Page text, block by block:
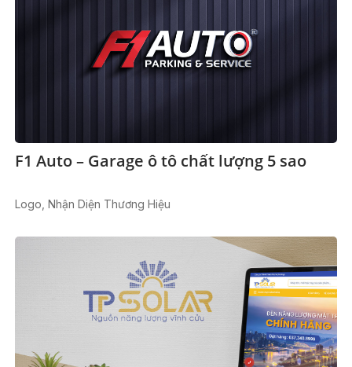
F1 Auto – Garage ô tô chất lượng 5 sao
Logo, Nhận Diện Thương Hiệu